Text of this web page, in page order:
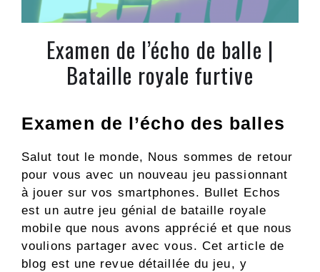
Examen de l’écho de balle |
Bataille royale furtive
Examen de l’écho des balles
Salut tout le monde, Nous sommes de retour
pour vous avec un nouveau jeu passionnant
à jouer sur vos smartphones. Bullet Echos
est un autre jeu génial de bataille royale
mobile que nous avons apprécié et que nous
voulions partager avec vous. Cet article de
blog est une revue détaillée du jeu, y